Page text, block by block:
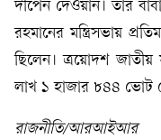
দীপেন দেওয়ান। তাঁর
রহমানের মন্ত্রিসভায়
ছিলেন। ত্রয়োদশ জাতীয়
লাখ ১ হাজার ৮৪৪ ভোট
রাজনীতি/আরআইআর